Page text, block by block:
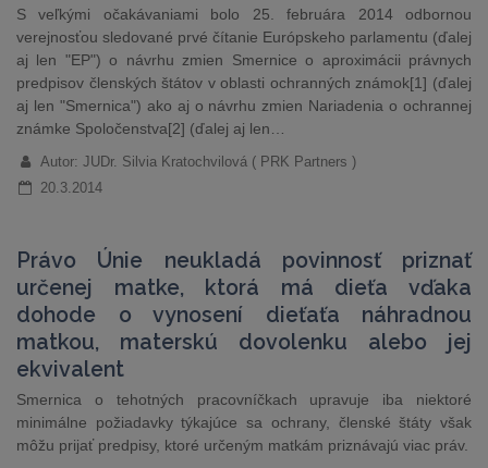
S veľkými očakávaniami bolo 25. februára 2014 odbornou
verejnosťou sledované prvé čítanie Európskeho parlamentu (ďalej
aj len "EP") o návrhu zmien Smernice o aproximácii právnych
predpisov členských štátov v oblasti ochranných známok[1] (ďalej
aj len "Smernica") ako aj o návrhu zmien Nariadenia o ochrannej
známke Spoločenstva[2] (ďalej aj len…
Autor: JUDr. Silvia Kratochvilová ( PRK Partners )
20.3.2014
Právo Únie neukladá povinnosť priznať
určenej matke, ktorá má dieťa vďaka
dohode o vynosení dieťaťa náhradnou
matkou, materskú dovolenku alebo jej
ekvivalent
Smernica o tehotných pracovníčkach upravuje iba niektoré
minimálne požiadavky týkajúce sa ochrany, členské štáty však
môžu prijať predpisy, ktoré určeným matkám priznávajú viac práv.